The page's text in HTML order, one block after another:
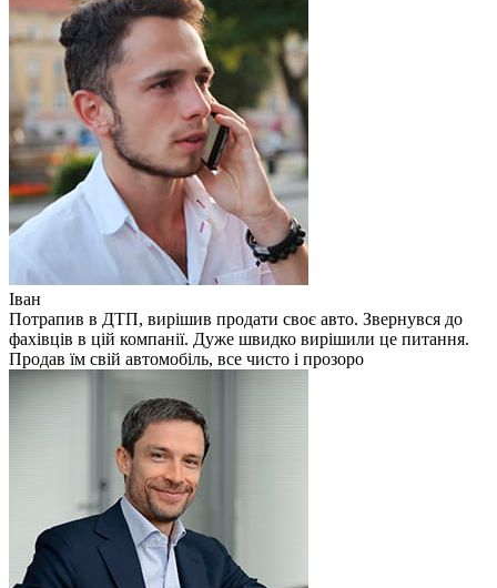
Іван
Потрапив в ДТП, вирішив продати своє авто. Звернувся до
фахівців в цій компанії. Дуже швидко вирішили це питання.
Продав їм свій автомобіль, все чисто і прозоро